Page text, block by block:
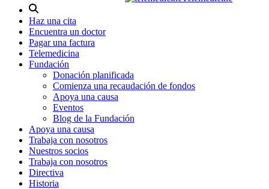
Alternar
modal
de
búsqueda
Haz una cita
Encuentra un doctor
Pagar una factura
Telemedicina
Fundación
Donación planificada
Comienza una recaudación de fondos
Apoya una causa
Eventos
Blog de la Fundación
Apoya una causa
Trabaja con nosotros
Nuestros socios
Trabaja con nosotros
Directiva
Historia